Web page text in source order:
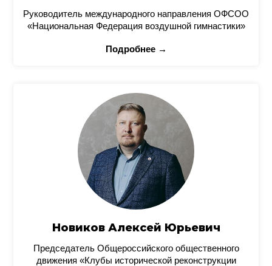
Руководитель международного направления ОФСОО
«Национальная Федерация воздушной гимнастики»
Подробнее →
Новиков Алексей Юрьевич
Председатель Общероссийского общественного
движения «Клубы исторической реконструкции